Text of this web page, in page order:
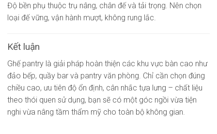
Độ bền phụ thuộc trụ nâng, chân đế và tải trọng. Nên chọn
loại đế vững, vận hành mượt, không rung lắc.
Kết luận
Ghế pantry là giải pháp hoàn thiện các khu vực bàn cao như
đảo bếp, quầy bar và pantry văn phòng. Chỉ cần chọn đúng
chiều cao, ưu tiên độ ổn định, cân nhắc tựa lưng – chất liệu
theo thói quen sử dụng, bạn sẽ có một góc ngồi vừa tiện
nghi vừa nâng tầm thẩm mỹ cho toàn bộ không gian.